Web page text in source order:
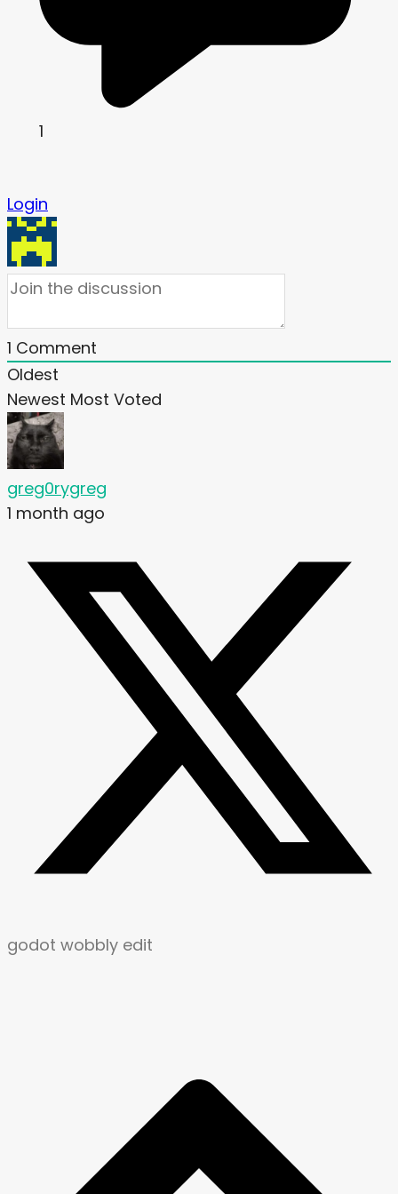
1
Login
1 Comment
Oldest
Newest Most Voted
greg0rygreg
1 month ago
godot wobbly edit